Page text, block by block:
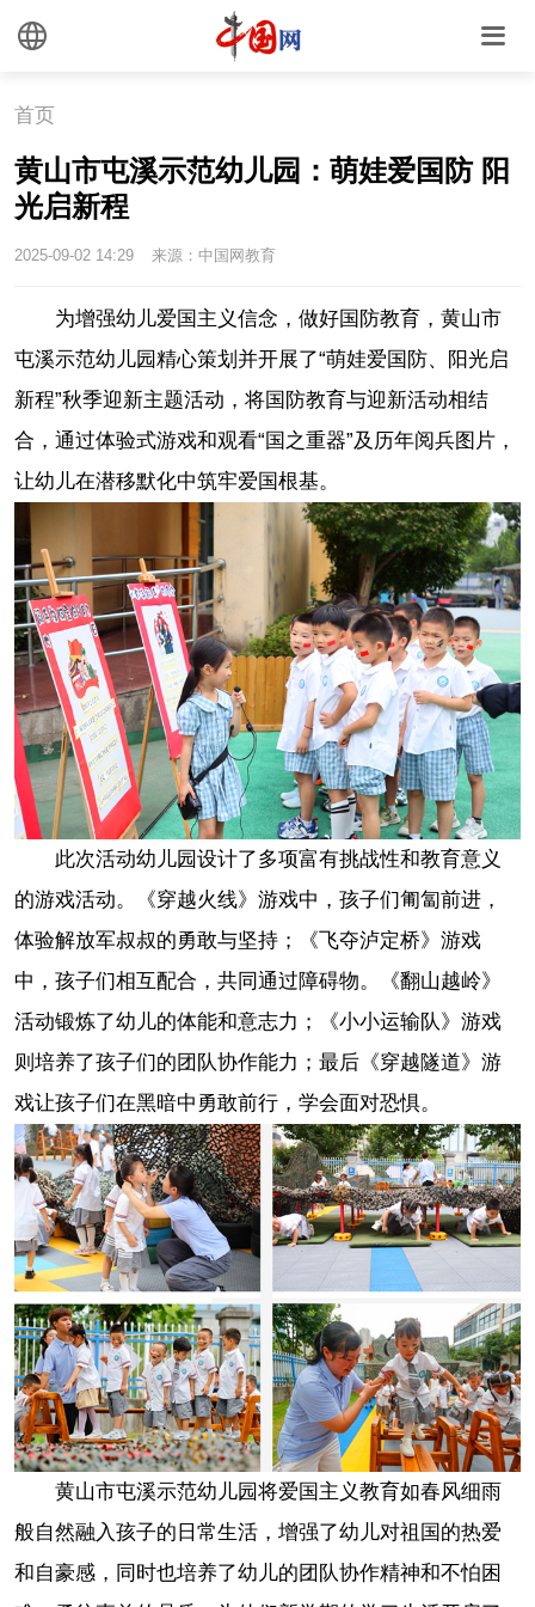
首页
黄山市屯溪示范幼儿园：萌娃爱国防 阳
光启新程
2025-09-02 14:29 来源：中国网教育
为增强幼儿爱国主义信念，做好国防教育，黄山市
屯溪示范幼儿园精心策划并开展了“萌娃爱国防、阳光启
新程”秋季迎新主题活动，将国防教育与迎新活动相结
合，通过体验式游戏和观看“国之重器”及历年阅兵图片，
让幼儿在潜移默化中筑牢爱国根基。
此次活动幼儿园设计了多项富有挑战性和教育意义
的游戏活动。《穿越火线》游戏中，孩子们匍匐前进，
体验解放军叔叔的勇敢与坚持；《飞夺泸定桥》游戏
中，孩子们相互配合，共同通过障碍物。《翻山越岭》
活动锻炼了幼儿的体能和意志力；《小小运输队》游戏
则培养了孩子们的团队协作能力；最后《穿越隧道》游
戏让孩子们在黑暗中勇敢前行，学会面对恐惧。
黄山市屯溪示范幼儿园将爱国主义教育如春风细雨
般自然融入孩子的日常生活，增强了幼儿对祖国的热爱
和自豪感，同时也培养了幼儿的团队协作精神和不怕困